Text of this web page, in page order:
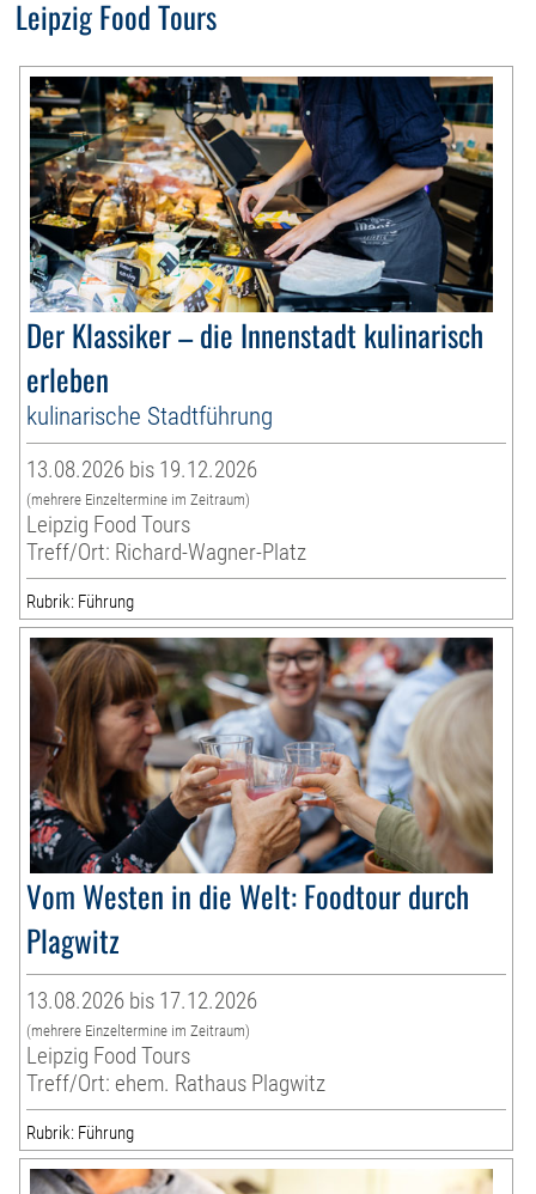
Leipzig Food Tours
Der Klassiker – die Innenstadt kulinarisch
erleben
kulinarische Stadtführung
13.08.2026 bis 19.12.2026
(mehrere Einzeltermine im Zeitraum)
Leipzig Food Tours
Treff/Ort: Richard-Wagner-Platz
Rubrik: Führung
Vom Westen in die Welt: Foodtour durch
Plagwitz
13.08.2026 bis 17.12.2026
(mehrere Einzeltermine im Zeitraum)
Leipzig Food Tours
Treff/Ort: ehem. Rathaus Plagwitz
Rubrik: Führung